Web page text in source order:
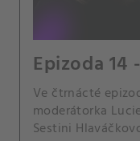
Epizoda 14
Ve čtrnácté
moderátorka
Sestini